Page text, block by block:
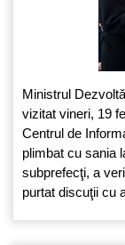
Ministrul
vizitat vineri, 19
Centrul de
plimbat cu sania
subprefecţi, a
purtat discuţii cu